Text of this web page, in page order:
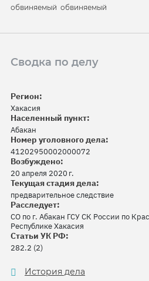
обвиняемый обвиняемый
Сводка по делу
Регион:
Хакасия
Населенный пункт:
Абакан
Номер уголовного дела:
41202950002000072
Возбуждено:
20 апреля 2020 г.
Текущая стадия дела:
предварительное следствие
Расследует:
СО по г. Абакан ГСУ СК России по
Республике Хакасия
Статьи УК РФ:
282.2 (2)
История дела